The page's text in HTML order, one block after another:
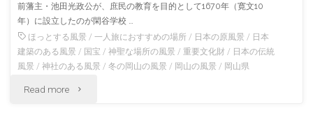
前藩主・池田光政公が、庶民の教育を目的として1670年（寛文10
年）に設立したのが閑谷学校 …
ほっとする風景 /一人旅におすすめの場所 / 日本の原風景 / 日本
建築のある風景 / 国宝 /神聖な場所の風景 /重要文化財 / 日本の伝統
風景 /神社のある風景 /冬の岡山の風景 / 岡山の風景 / 岡山県
Read more "閑